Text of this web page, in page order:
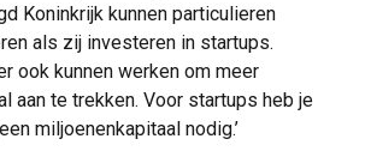
Koninkrijk kunnen particulieren
als zij investeren in startups.
ook kunnen werken om meer
aan te trekken. Voor startups heb je
miljoenenkapitaal nodig.’